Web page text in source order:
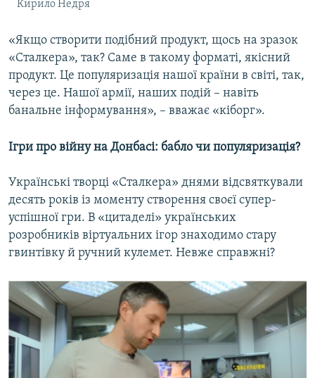
Кирило Недря
«Якщо створити подібний продукт, щось на зразок
«Сталкера», так? Саме в такому форматі, якісний
продукт. Це популяризація нашої країни в світі, так,
через це. Нашої армії, наших подій – навіть
банальне інформування», – вважає «кіборг».
Ігри про війну на Донбасі: бабло чи популяризація?
Українські творці «Сталкера» днями відсвяткували
десять років із моменту створення своєї супер-
успішної гри. В «цитаделі» українських
розробників віртуальних ігор знаходимо стару
гвинтівку й ручний кулемет. Невже справжні?